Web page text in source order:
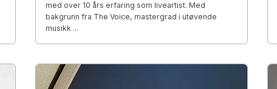
med over 10 års erfaring som liveartist. Med
bakgrunn fra The Voice, mastergrad i utøvende
musikk ...